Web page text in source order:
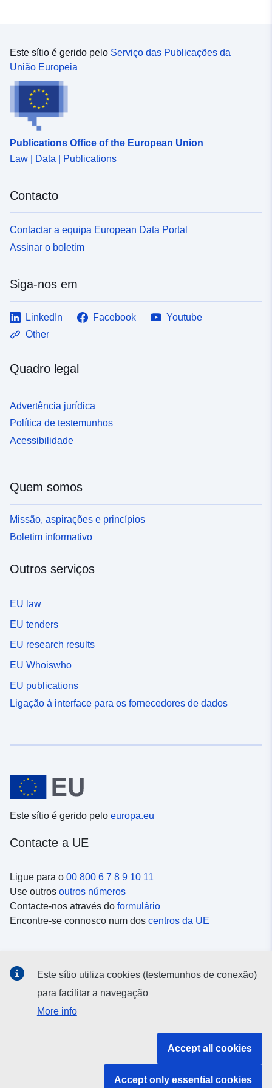
Este sítio é gerido pelo Serviço das Publicações da
União Europeia
Publications Office of the European Union
Law | Data | Publications
Contacto
Contactar a equipa European Data Portal
Assinar o boletim
Siga-nos em
LinkedIn Facebook
Youtube
Other
Quadro legal
Advertência jurídica
Política de testemunhos
Acessibilidade
Quem somos
Missão, aspirações e princípios
Boletim informativo
Outros serviços
EU law
EU tenders
EU research results
EU Whoiswho
EU publications
Ligação à interface para os fornecedores de dados
Este sítio é gerido pelo europa.eu
Contacte a UE
Ligue para o 00 800 6 7 8 9 10 11
Use outros outros números
Contacte-nos através do formulário
Encontre-se connosco num dos centros da UE
Procure as contas da UE nasredes sociais
Instituições e organismos da UE
Este sítio utiliza cookies (testemunhos de conexão)
para facilitar a navegação
More info
Accept all cookies
Accept only essential cookies